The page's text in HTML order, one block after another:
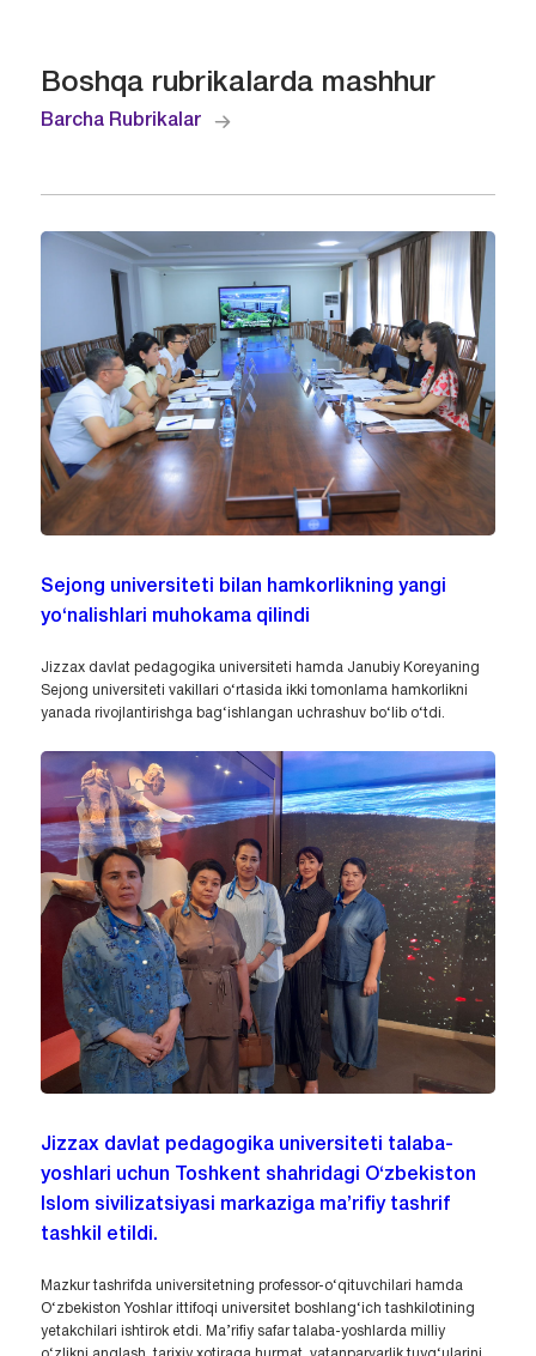
Boshqa rubrikalarda mashhur
Barcha Rubrikalar
Sejong universiteti bilan hamkorlikning yangi
yo‘nalishlari muhokama qilindi
Jizzax davlat pedagogika universiteti hamda Janubiy Koreyaning
Sejong universiteti vakillari o‘rtasida ikki tomonlama hamkorlikni
yanada rivojlantirishga bag‘ishlangan uchrashuv bo‘lib o‘tdi.
Jizzax davlat pedagogika universiteti talaba-
yoshlari uchun Toshkent shahridagi O‘zbekiston
Islom sivilizatsiyasi markaziga ma’rifiy tashrif
tashkil etildi.
Mazkur tashrifda universitetning professor-o‘qituvchilari hamda
O‘zbekiston Yoshlar ittifoqi universitet boshlang‘ich tashkilotining
yetakchilari ishtirok etdi. Ma’rifiy safar talaba-yoshlarda milliy